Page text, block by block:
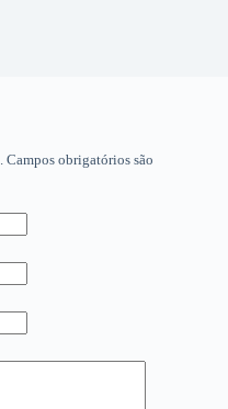
Campos obrigatórios são